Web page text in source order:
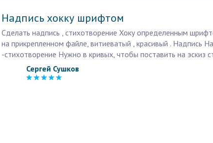
Надпись хокку шрифтом
Сделать надпись , стихотворение Хоку определенным
на прикрепленном файле, витиеватый , красивый . Надпись
-стихотворение Нужно в кривых, чтобы поставить на эскиз
Сергей Сушков